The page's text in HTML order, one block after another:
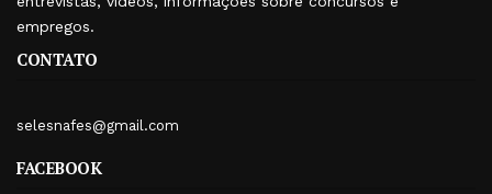
empregos.
CONTATO
selesnafes@gmail.com
FACEBOOK